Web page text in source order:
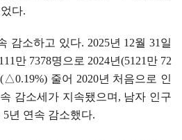
다.
감소하고 있다. 2025년 12월 31 일
만 7378명으로 2024년(5121 만 72
(△0.19%) 줄어 2020년 처음으로 인
감소세가 지속됐으며 , 남자 인구
5년 연속 감소했다.